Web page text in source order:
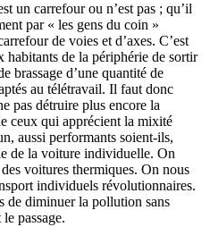
un carrefour ou n’est pas ; qu’il
par « les gens du coin »
de voies et d’axes. C’est
habitants de la périphérie de sortir
brassage d’une quantité de
au télétravail. Il faut donc
pas détruire plus encore la
ceux qui apprécient la mixité
aussi performants soient-ils,
de la voiture individuelle. On
voitures thermiques. On nous
individuels révolutionnaires.
de diminuer la pollution sans
passage.